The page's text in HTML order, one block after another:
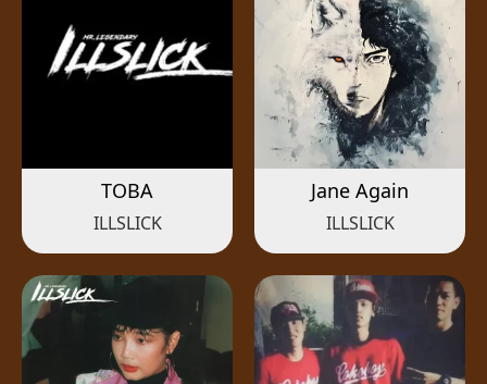
TOBA
ILLSLICK
Jane Again
ILLSLICK